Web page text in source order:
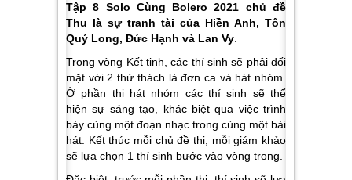
Tập 8 Solo Cùng Bolero 2021 chủ đề
Thu là sự tranh tài của Hiền Anh, Tôn
Quý Long, Đức Hạnh và Lan Vy
Trong vòng Kết tinh, các thí sinh sẽ phải đối
mặt với 2 thử thách là đơn ca và hát nhóm.
Ở phần thi hát nhóm các thí sinh sẽ thể
hiện sự sáng tạo, khác biệt qua việc trình
bày cùng một đoạn nhạc trong cùng một bài
hát. Kết thúc mỗi chủ đề thi, mỗi giám khảo
sẽ lựa chọn 1 thí sinh bước vào vòng trong.